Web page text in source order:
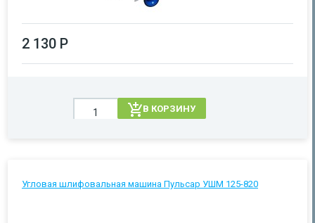
2 130 Р
В КОРЗИНУ
Угловая шлифовальная машина Пульсар УШМ 125-820